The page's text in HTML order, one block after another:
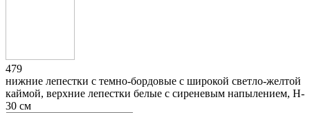
479
нижние лепестки с темно-бордовые с широкой светло-желтой
каймой, верхние лепестки белые с сиреневым напылением, Н-
30 см